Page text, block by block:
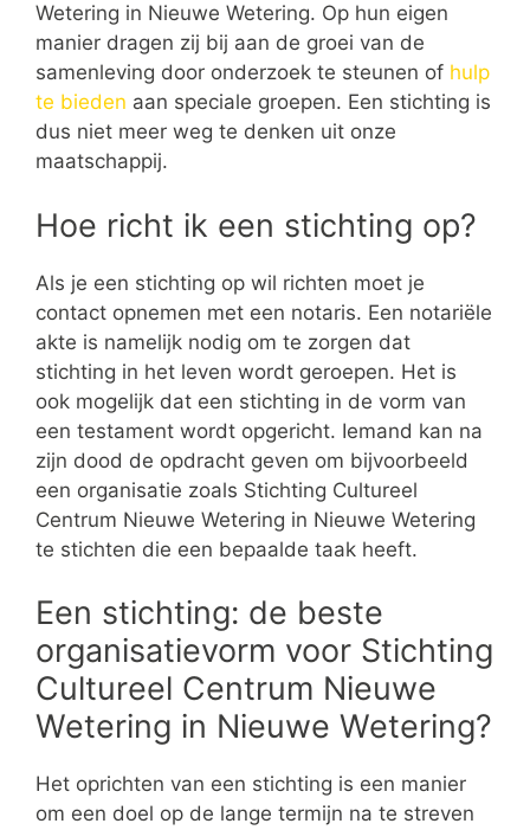
Wetering in Nieuwe Wetering. Op hun eigen
manier dragen zij bij aan de groei van de
samenleving door onderzoek te steunen of hulp
te bieden aan speciale groepen. Een stichting is
dus niet meer weg te denken uit onze
maatschappij.
Hoe richt ik een stichting op?
Als je een stichting op wil richten moet je
contact opnemen met een notaris. Een notariële
akte is namelijk nodig om te zorgen dat
stichting in het leven wordt geroepen. Het is
ook mogelijk dat een stichting in de vorm van
een testament wordt opgericht. Iemand kan na
zijn dood de opdracht geven om bijvoorbeeld
een organisatie zoals Stichting Cultureel
Centrum Nieuwe Wetering in Nieuwe Wetering
te stichten die een bepaalde taak heeft.
Een stichting: de beste
organisatievorm voor Stichting
Cultureel Centrum Nieuwe
Wetering in Nieuwe Wetering?
Het oprichten van een stichting is een manier
om een doel op de lange termijn na te streven